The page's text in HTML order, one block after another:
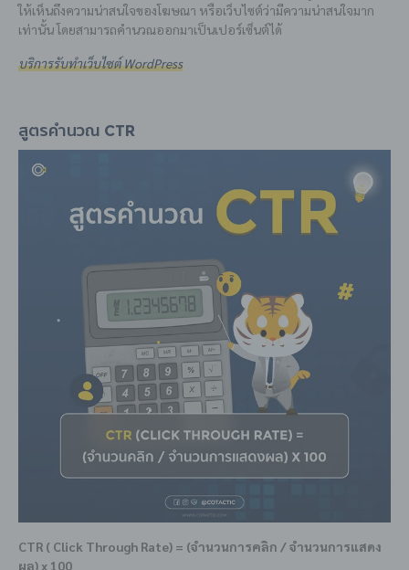
ให้เห็นถึงความน่าสนใจของโฆษณา หรือเว็บไซต์ว่ามีความน่าสนใจมาก
เท่านั้น โดยสามารถคำนวณออกมาเป็นเปอร์เซ็นต์ได้
บริการรับทำเว็บไซต์ WordPress
สูตรคำนวณ CTR
CTR ( Click Through Rate) = (จำนวนการคลิก / จำนวนการแสดง
ผล) x 100